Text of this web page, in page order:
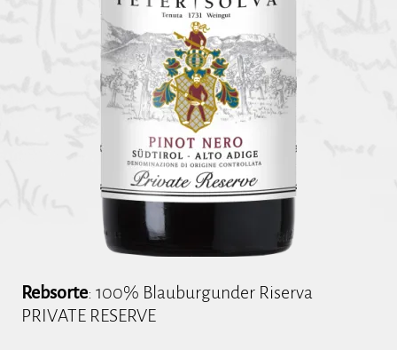
Rebsorte: 100% Blauburgunder Riserva
PRIVATE RESERVE